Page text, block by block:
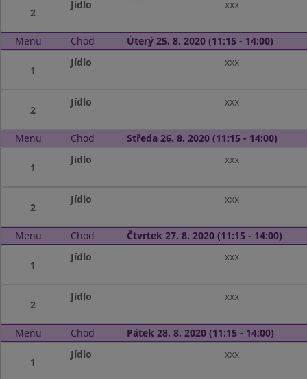
2
Jídlo xxx
Menu Chod Úterý 25. 8. 2020 (11:15 - 14:00)
1
Jídlo xxx
2
Jídlo xxx
Menu Chod Středa 26. 8. 2020 (11:15 - 14:00)
1
Jídlo xxx
2
Jídlo xxx
Menu Chod Čtvrtek 27. 8. 2020 (11:15 - 14:00)
1
Jídlo xxx
2
Jídlo xxx
Menu Chod Pátek 28. 8. 2020 (11:15 - 14:00)
1
Jídlo xxx